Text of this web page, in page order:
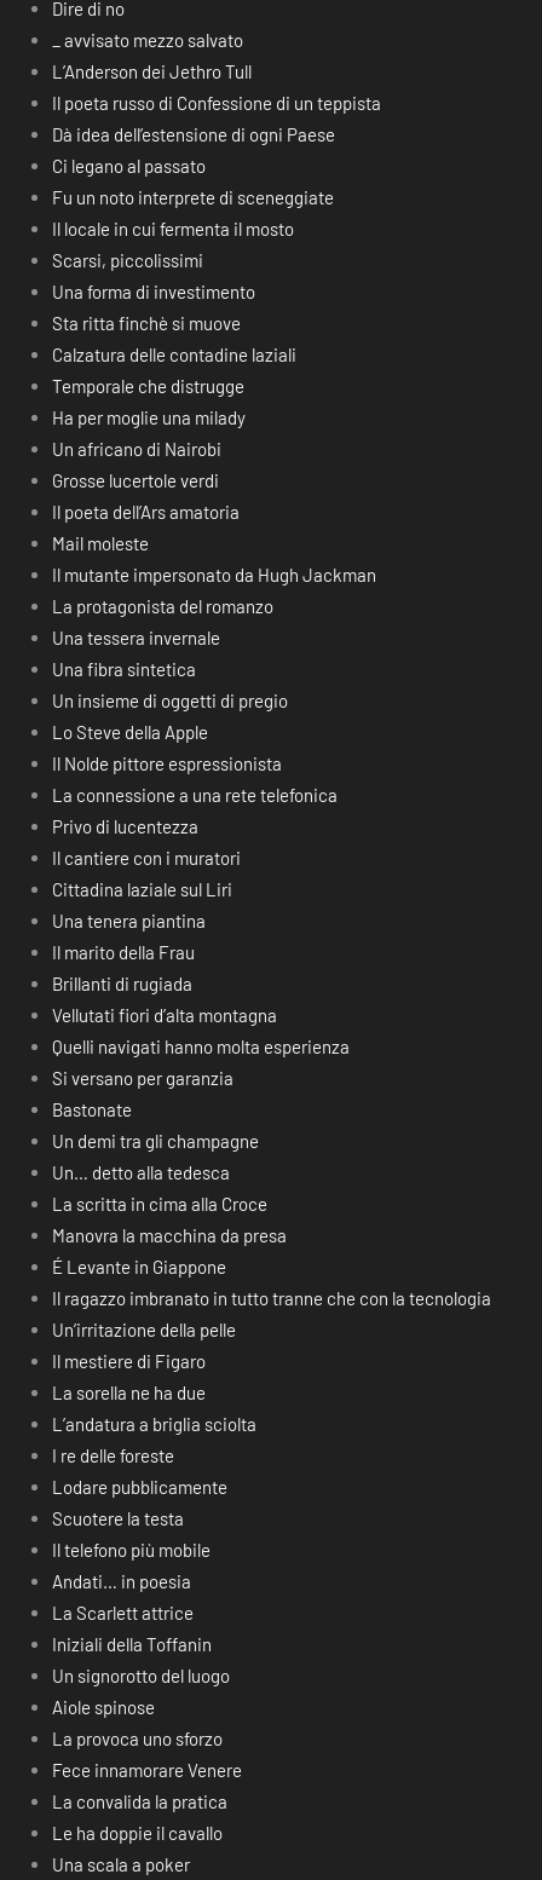
Dire di no
_ avvisato mezzo salvato
L’Anderson dei Jethro Tull
Il poeta russo di Confessione di un teppista
Dà idea dell’estensione di ogni Paese
Ci legano al passato
Fu un noto interprete di sceneggiate
Il locale in cui fermenta il mosto
Scarsi, piccolissimi
Una forma di investimento
Sta ritta finchè si muove
Calzatura delle contadine laziali
Temporale che distrugge
Ha per moglie una milady
Un africano di Nairobi
Grosse lucertole verdi
Il poeta dell’Ars amatoria
Mail moleste
Il mutante impersonato da Hugh Jackman
La protagonista del romanzo
Una tessera invernale
Una fibra sintetica
Un insieme di oggetti di pregio
Lo Steve della Apple
Il Nolde pittore espressionista
La connessione a una rete telefonica
Privo di lucentezza
Il cantiere con i muratori
Cittadina laziale sul Liri
Una tenera piantina
Il marito della Frau
Brillanti di rugiada
Vellutati fiori d’alta montagna
Quelli navigati hanno molta esperienza
Si versano per garanzia
Bastonate
Un demi tra gli champagne
Un… detto alla tedesca
La scritta in cima alla Croce
Manovra la macchina da presa
É Levante in Giappone
Il ragazzo imbranato in tutto tranne che con la tecnologia
Un’irritazione della pelle
Il mestiere di Figaro
La sorella ne ha due
L’andatura a briglia sciolta
I re delle foreste
Lodare pubblicamente
Scuotere la testa
Il telefono più mobile
Andati… in poesia
La Scarlett attrice
Iniziali della Toffanin
Un signorotto del luogo
Aiole spinose
La provoca uno sforzo
Fece innamorare Venere
La convalida la pratica
Le ha doppie il cavallo
Una scala a poker